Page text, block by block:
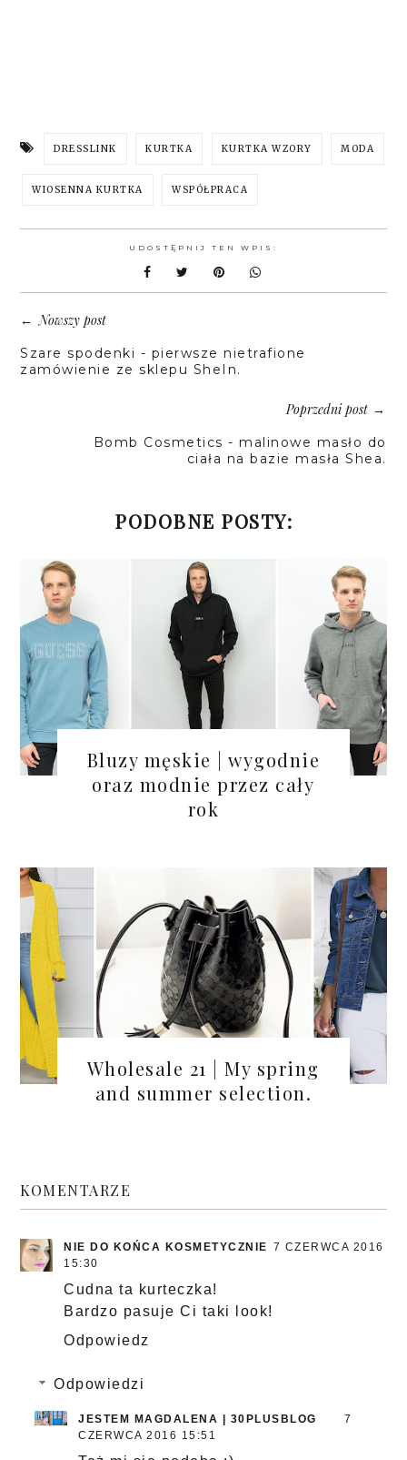
DRESSLINK KURTKA KURTKA WZORY MODA
WIOSENNA KURTKA WSPÓŁPRACA
UDOSTĘPNIJ TEN WPIS:
←Nowszy post
Szare spodenki - pierwsze nietrafione
zamówienie ze sklepu SheIn.
Poprzedni post→
Bomb Cosmetics - malinowe masło do
ciała na bazie masła Shea.
PODOBNE POSTY:
Bluzy męskie | wygodnie
oraz modnie przez cały
rok
Wholesale 21 | My spring
and summer selection.
KOMENTARZE
NIE DO KOŃCA KOSMETYCZNIE 7 CZERWCA 2016
15:30
Cudna ta kurteczka!
Bardzo pasuje Ci taki look!
Odpowiedz
Odpowiedzi
JESTEM MAGDALENA | 30PLUSBLOG
7
CZERWCA 2016 15:51